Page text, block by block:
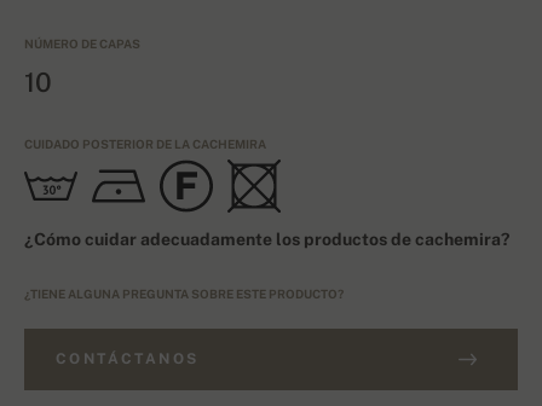
NÚMERO DE CAPAS
10
CUIDADO POSTERIOR DE LA CACHEMIRA
¿Cómo cuidar adecuadamente los productos de cachemira?
¿TIENE ALGUNA PREGUNTA SOBRE ESTE PRODUCTO?
CONTÁCTANOS